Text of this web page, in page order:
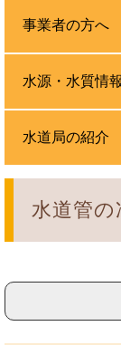
水道管
事業者の方へ
水源・水質情報
水道局の紹介